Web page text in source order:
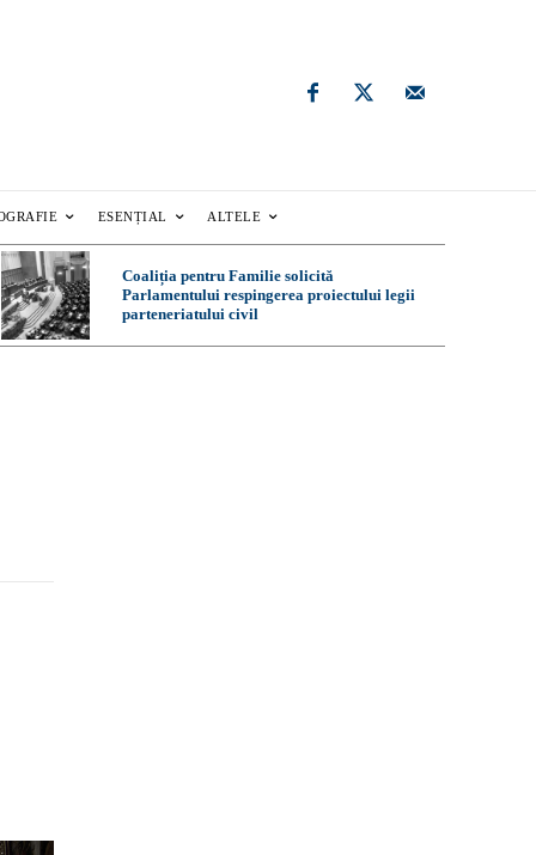
ESENȚIAL ALTELE
Coaliția pentru Familie solicită
Parlamentului respingerea proiectului legii
parteneriatului civil